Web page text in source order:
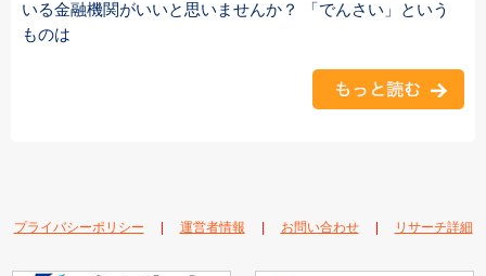
いる金融機関がいいと思いませんか？ 「でんさい」という
ものは
プライバシーポリシー 運営者情報 お問い合わせ| リサーチ詳細